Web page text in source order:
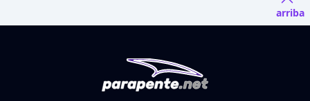
arriba